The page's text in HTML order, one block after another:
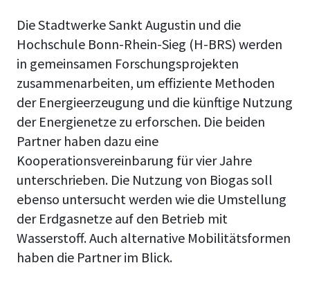
Die Stadtwerke Sankt Augustin und die
Hochschule Bonn-Rhein-Sieg (H-BRS) werden
in gemeinsamen Forschungsprojekten
zusammenarbeiten, um effiziente Methoden
der Energieerzeugung und die künftige Nutzung
der Energienetze zu erforschen. Die beiden
Partner haben dazu eine
Kooperationsvereinbarung für vier Jahre
unterschrieben. Die Nutzung von Biogas soll
ebenso untersucht werden wie die Umstellung
der Erdgasnetze auf den Betrieb mit
Wasserstoff. Auch alternative Mobilitätsformen
haben die Partner im Blick.